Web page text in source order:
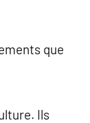
que
Ils